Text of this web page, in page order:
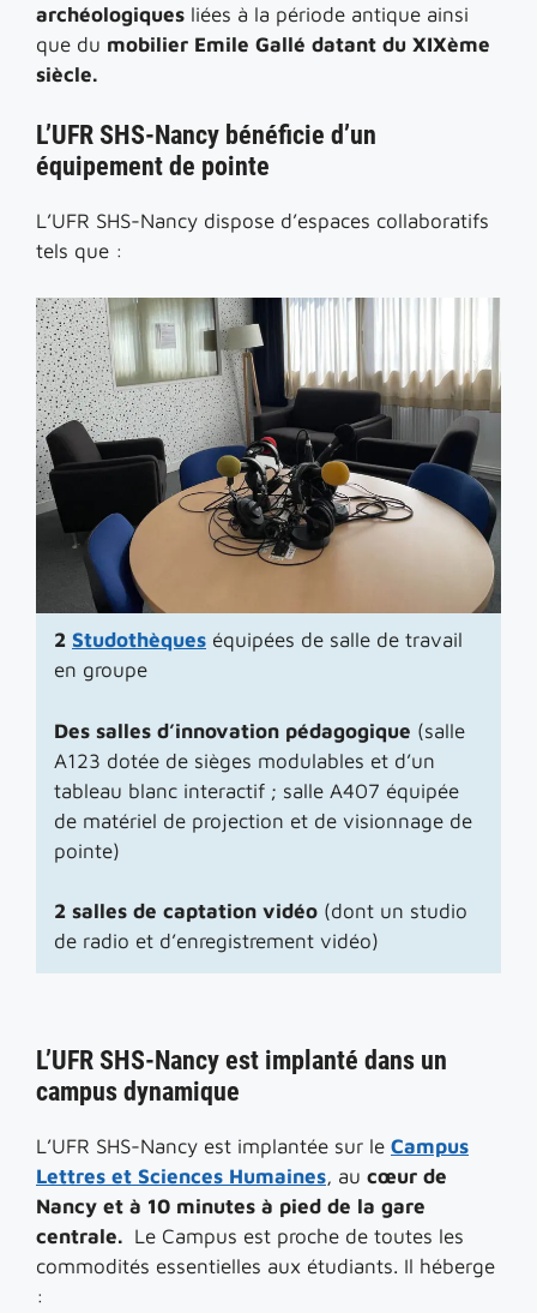
archéologiques liées à la période antique ainsi
que du mobilier Emile Gallé datant du XIXème
siècle.
L’UFR SHS-Nancy bénéficie d’un
équipement de pointe
L’UFR SHS-Nancy dispose d’espaces collaboratifs
tels que :
2 Studothèques équipées de salle de travail
en groupe
Des salles d’innovation pédagogique (salle
A123 dotée de sièges modulables et d’un
tableau blanc interactif ; salle A407 équipée
de matériel de projection et de visionnage de
pointe)
2 salles de captation vidéo (dont un studio
de radio et d’enregistrement vidéo)
L’UFR SHS-Nancy est implanté dans un
campus dynamique
L’UFR SHS-Nancy est implantée sur le Campus
Lettres et Sciences Humaines, au cœur de
Nancy et à 10 minutes à pied de la gare
centrale. Le Campus est proche de toutes les
commodités essentielles aux étudiants. Il héberge
: